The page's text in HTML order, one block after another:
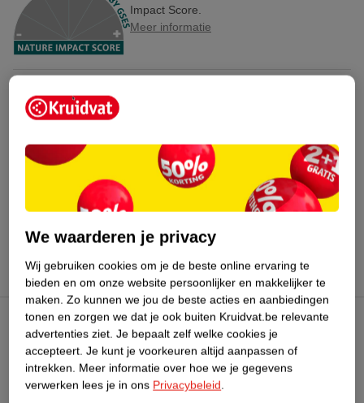
Impact Score.
Meer informatie
Bestel & Bezorginformatie
Bekijk ook
L'Oreal Paris Men Expert Alle Deospray
Hoe controleren wij de reviews?
Kruidvat Club
Klantenservice
We waarderen je privacy
Wij gebruiken cookies om je de beste online ervaring te
bieden en om onze website persoonlijker en makkelijker te
maken. Zo kunnen we jou de beste acties en aanbiedingen
tonen en zorgen we dat je ook buiten Kruidvat.be relevante
advertenties ziet. Je bepaalt zelf welke cookies je
accepteert. Je kunt je voorkeuren altijd aanpassen of
intrekken. Meer informatie over hoe we je gegevens
verwerken lees je in ons Privacybeleid.